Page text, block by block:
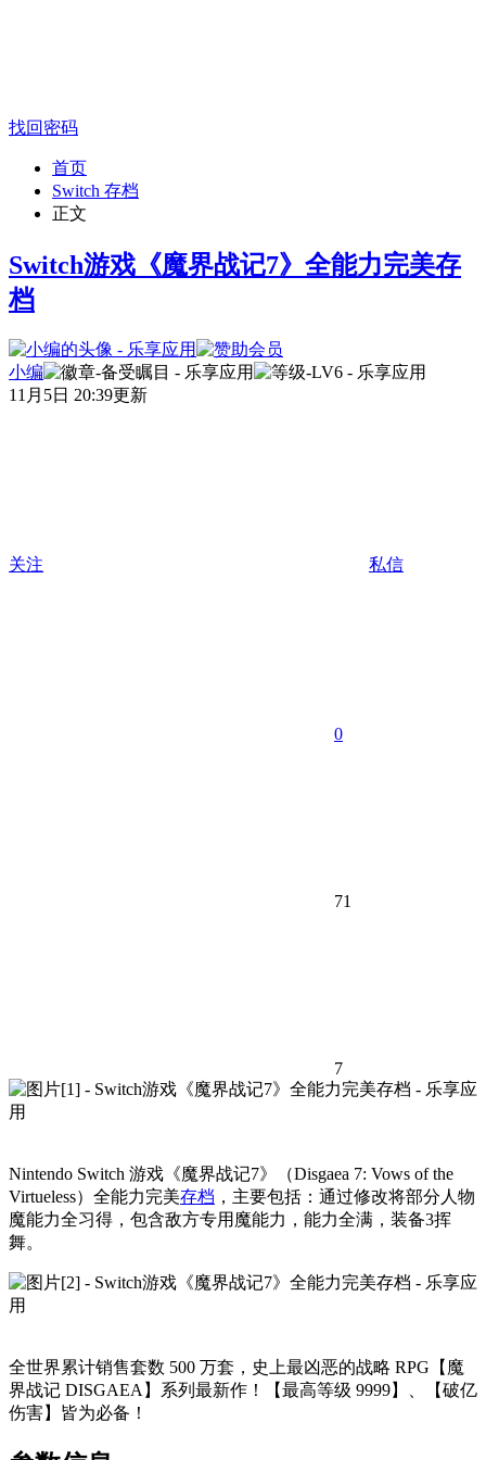
找回密码
首页
Switch 存档
正文
Switch游戏《魔界战记7》全能力完美存
档
小编
11月5日 20:39更新
关注 私信
0
71
7
Nintendo Switch 游戏《魔界战记7》（Disgaea 7: Vows of the
Virtueless）全能力完美存档 ，主要包括：通过修改将部分人物
魔能力全习得，包含敌方专用魔能力，能力全满，装备3挥
舞。
全世界累计销售套数 500 万套，史上最凶恶的战略 RPG【魔
界战记 DISGAEA】系列最新作！【最高等级 9999】、【破亿
伤害】皆为必备！